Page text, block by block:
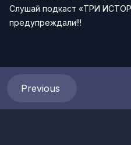
Слушай подкаст «ТРИ
предупреждали!!!
Previous